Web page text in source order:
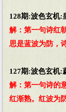
128期:波色玄机:
解：第一句诗红
思是蓝波为防，
127期:波色玄机:
解：第一句诗的
红渐熟。红波为